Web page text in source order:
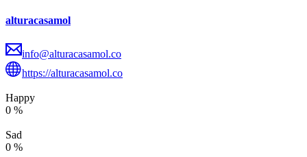
alturacasamol
info@alturacasamol.co
https://alturacasamol.co
Happy
0 %
Sad
0 %